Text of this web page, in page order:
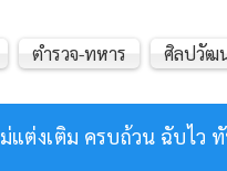
ม่แต่งเติม ครบถ้วน ฉับไว
ตำรวจ-ทหาร ศิลปวัฒ